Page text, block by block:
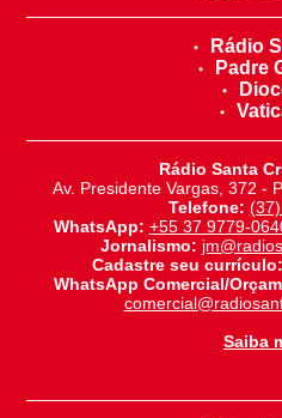
Rádio
Padre
Rádio Santa
Av. Presidente Vargas, 372 -
Telefone:
WhatsApp: +55 37 9779-
Jornalismo:
Cadastre seu currículo:
WhatsApp Comercial/
Saiba